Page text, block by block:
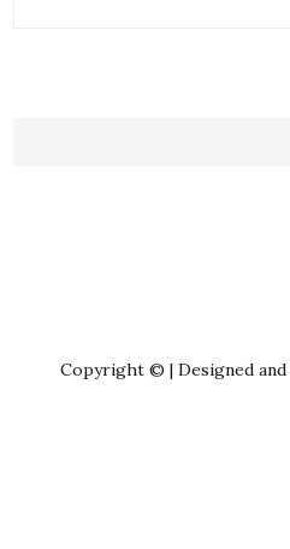
Copyright © | Designed and